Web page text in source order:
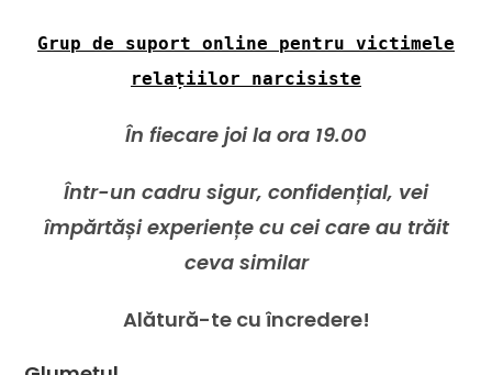
Grup de suport online pentru victimele
relațiilor narcisiste
În fiecare joi la ora 19.00
Într-un cadru sigur, confidențial, vei
împărtăși experiențe cu cei care au trăit
ceva similar
Alătură-te cu încredere!